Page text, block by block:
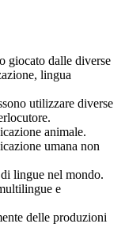
giocato dalle diverse
lingua
utilizzare diverse
animale.
umana non
lingue nel mondo.
e
delle produzioni